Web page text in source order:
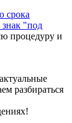
срока
знак "под
процедуру и
разбираться